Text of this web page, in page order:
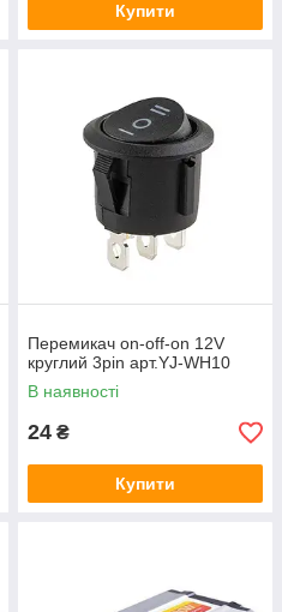
Купити
Перемикач on-off-on 12V
круглий 3pin арт.YJ-WH10
В наявності
24 ₴
Купити